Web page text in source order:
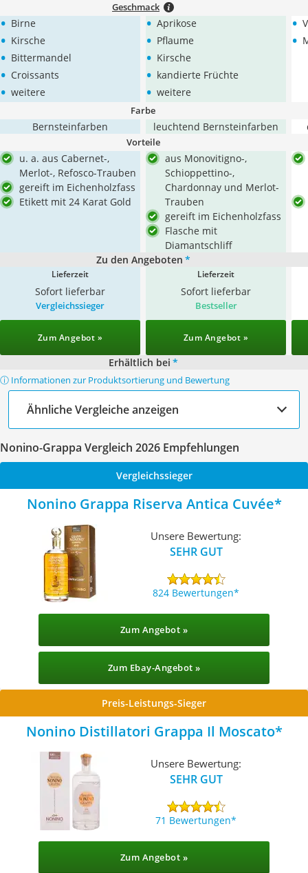
Geschmack
• Birne
• Kirsche
• Bittermandel
• Croissants
• weitere
• Aprikose
• Pflaume
• Kirsche
• kandierte Früchte
• weitere
•
•
Farbe
Bernsteinfarben leuchtend Bernsteinfarben
Vorteile
u. a. aus Cabernet-,
Merlot-, Refosco-Trauben
gereift im Eichenholzfass
Etikett mit 24 Karat Gold
aus Monovitigno-,
Schioppettino-,
Chardonnay und Merlot-
Trauben
gereift im Eichenholzfass
Flasche mit
Diamantschliff
Zu den Angeboten *
Lieferzeit
Sofort lieferbar
Lieferzeit
Sofort lieferbar
Vergleichssieger
Zum Angebot »
Bestseller
Zum Angebot »
Erhältlich bei *
ⓘ Informationen zur Produktsortierung und Bewertung
Ähnliche Vergleiche anzeigen
Nonino-Grappa Vergleich 2026 Empfehlungen
Vergleichssieger
Nonino Grappa Riserva Antica Cuvée
Unsere Bewertung:
SEHR GUT
824 Bewertungen
Zum Angebot »
Zum Ebay-Angebot »
Preis-Leistungs-Sieger
Nonino Distillatori Grappa Il Moscato
Unsere Bewertung:
SEHR GUT
71 Bewertungen
Zum Angebot »